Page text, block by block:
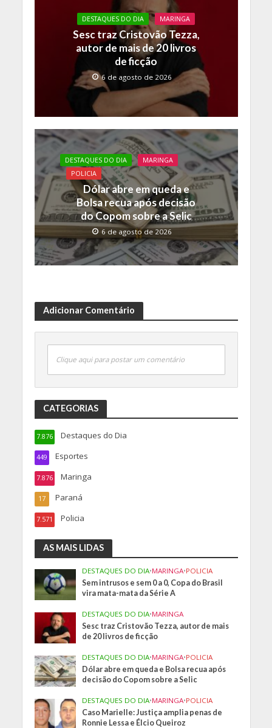
DESTAQUES DO DIA MARINGA
Sesc traz Cristovão Tezza,
autor de mais de 20 livros
de ficção
6 de agosto de 2026
DESTAQUES DO DIA
MARINGA
POLICIA
Dólar abre em queda e
Bolsa recua após decisão
do Copom sobre a Selic
6 de agosto de 2026
Adicionar Comentário
Clique aqui para postar um comentário
CATEGORIAS
Destaques do Dia
7.876
Esportes
449
Maringa
7.876
Paraná
17
Policia
7.571
AS MAIS LIDAS
DESTAQUES DO DIA•MARINGA•POLICIA
Sem intrusos e sem 0 a 0, Copa do Brasil
vira mata-mata da Série A
DESTAQUES DO DIA•MARINGA
Sesc traz Cristovão Tezza, autor de mais
de 20 livros de ficção
DESTAQUES DO DIA•MARINGA•POLICIA
Dólar abre em queda e Bolsa recua após
decisão do Copom sobre a Selic
DESTAQUES DO DIA•MARINGA•POLICIA
Caso Marielle: Justiça amplia penas de
Ronnie Lessa e Élcio Queiroz